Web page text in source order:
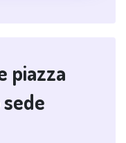
piazza